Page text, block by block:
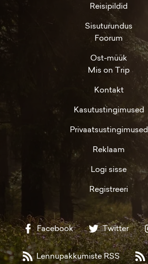
Reisipildid
Sisuturundus
Foorum
Ost-müük
Mis on Trip
Kontakt
Kasutustingimused
Privaatsustingimused
Reklaam
Logi sisse
Registreeri
Facebook Twitter
Lennupakkumiste RSS